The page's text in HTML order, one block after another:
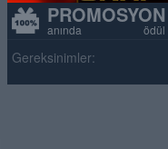
PROMOSYON
anında ödül
Gereksinimler: